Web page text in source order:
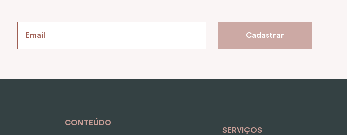
Cadastrar
CONTEÚDO
SERVIÇOS